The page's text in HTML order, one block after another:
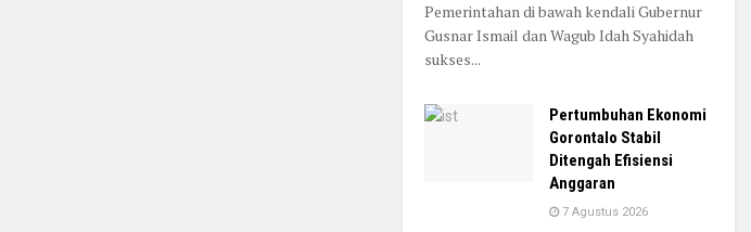
Pemerintahan di bawah kendali Gubernur
Gusnar Ismail dan Wagub Idah Syahidah
sukses...
Pertumbuhan Ekonomi
Gorontalo Stabil
Ditengah Efisiensi
Anggaran
7 Agustus 2026